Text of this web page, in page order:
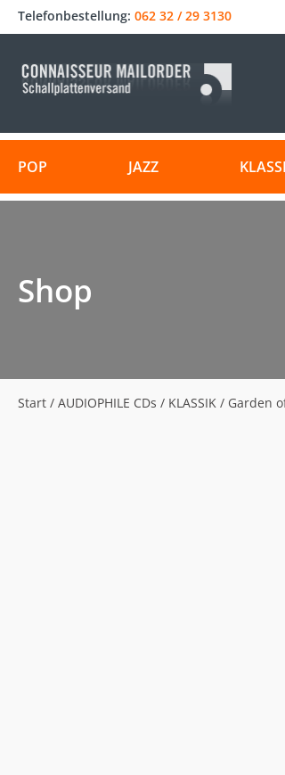
Telefonbestellung: 062 32 / 29 3130
POP JAZZ
Shop
Start / AUDIOPHILE CDs / KLASSIK / Garden